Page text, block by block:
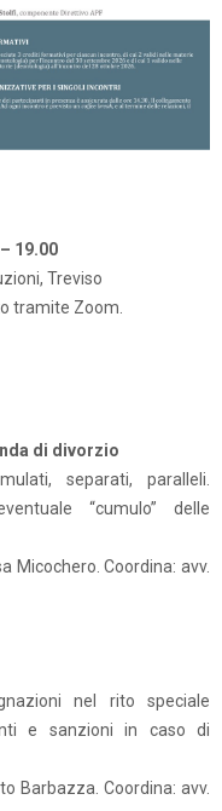
19.00
Treviso
tramite Zoom.
di divorzio
separati, paralleli.
“cumulo” delle
Micochero. Coordina: avv.
nel rito speciale
e sanzioni in caso di
Barbazza. Coordina: avv.